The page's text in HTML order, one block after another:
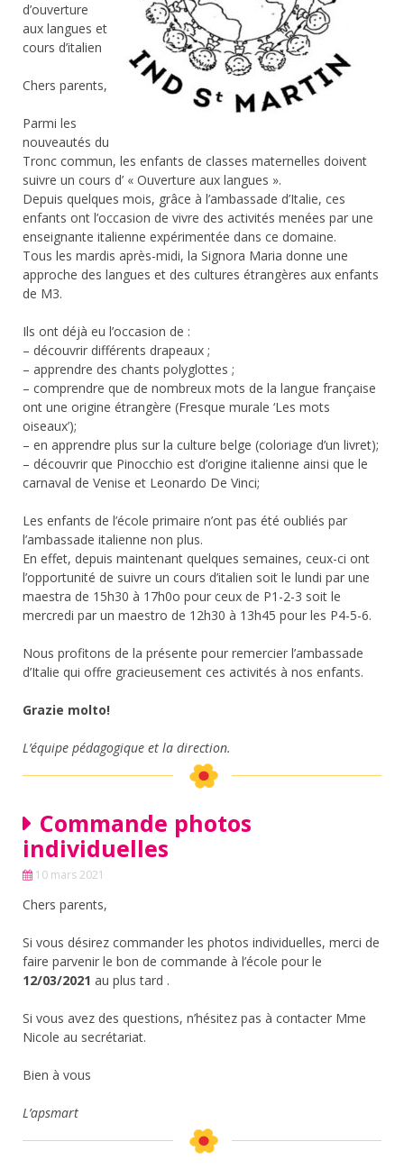
d’ouverture
aux langues et
cours d’italien
Chers parents,
Parmi les
nouveautés du
Tronc commun, les enfants de classes maternelles doivent
suivre un cours d’ « Ouverture aux langues ».
Depuis quelques mois, grâce à l’ambassade d’Italie, ces
enfants ont l’occasion de vivre des activités menées par une
enseignante italienne expérimentée dans ce domaine.
Tous les mardis après-midi, la Signora Maria donne une
approche des langues et des cultures étrangères aux enfants
de M3.
Ils ont déjà eu l’occasion de :
– découvrir différents drapeaux ;
– apprendre des chants polyglottes ;
– comprendre que de nombreux mots de la langue française
ont une origine étrangère (Fresque murale ‘Les mots
oiseaux’);
– en apprendre plus sur la culture belge (coloriage d’un livret);
– découvrir que Pinocchio est d’origine italienne ainsi que le
carnaval de Venise et Leonardo De Vinci;
Les enfants de l’école primaire n’ont pas été oubliés par
l’ambassade italienne non plus.
En effet, depuis maintenant quelques semaines, ceux-ci ont
l’opportunité de suivre un cours d’italien soit le lundi par une
maestra de 15h30 à 17h0o pour ceux de P1-2-3 soit le
mercredi par un maestro de 12h30 à 13h45 pour les P4-5-6.
Nous profitons de la présente pour remercier l’ambassade
d’Italie qui offre gracieusement ces activités à nos enfants.
Grazie molto!
L’équipe pédagogique et la direction.
Commande photos
individuelles
10 mars 2021
Chers parents,
Si vous désirez commander les photos individuelles, merci de
faire parvenir le bon de commande à l’école pour le
12/03/2021 au plus tard .
Si vous avez des questions, n’hésitez pas à contacter Mme
Nicole au secrétariat.
Bien à vous
L’apsmart